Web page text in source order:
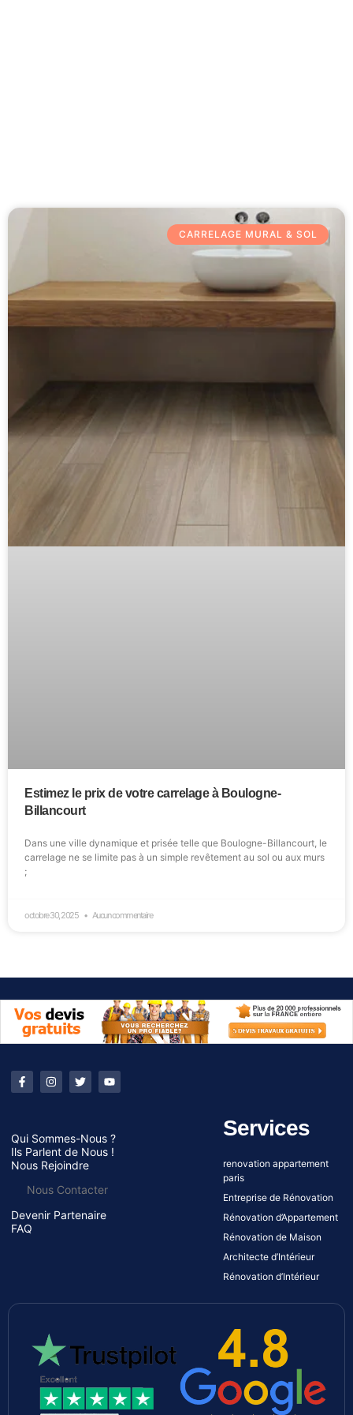
CARRELAGE MURAL & SOL
Estimez le prix de votre carrelage à Boulogne-
Billancourt
Dans une ville dynamique et prisée telle que Boulogne-Billancourt, le
carrelage ne se limite pas à un simple revêtement au sol ou aux murs
;
octobre 30, 2025 Aucun commentaire
Qui Sommes-Nous ?
Ils Parlent de Nous !
Nous Rejoindre
Nous Contacter
Devenir Partenaire
FAQ
Services
renovation appartement
paris
Entreprise de Rénovation
Rénovation d’Appartement
Rénovation de Maison
Architecte d’Intérieur
Rénovation d’Intérieur